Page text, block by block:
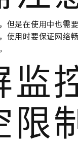
但是在使用中也需
使用时要保证网络
监
限